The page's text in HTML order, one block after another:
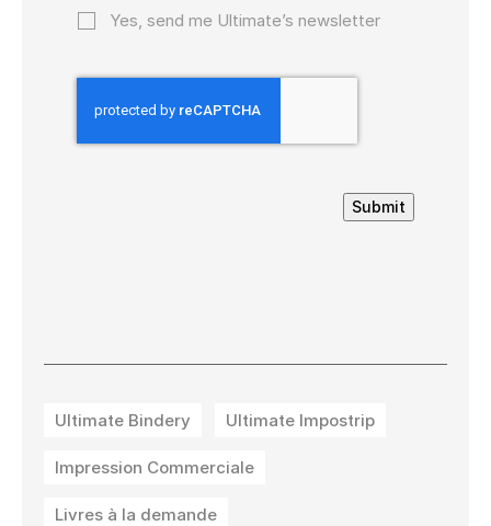
Yes, send me Ultimate’s newsletter
Submit
Ultimate Bindery Ultimate Impostrip
Impression Commerciale
Livres à la demande